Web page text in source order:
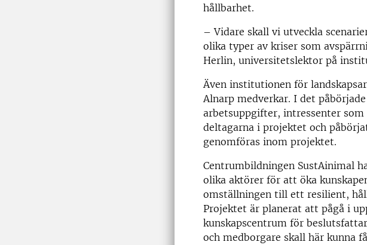
hållbarhet.
– Vidare skall vi utveckla
olika typer av kriser som
Herlin, universitetslektor på
Även institutionen för
Alnarp medverkar. I det
arbetsuppgifter, intressenter
deltagarna i projektet och
genomföras inom projektet.
Centrumbildningen SustAinimal
olika aktörer för att öka
omställningen till ett resilient,
Projektet är planerat att pågå i
kunskapscentrum för
och medborgare skall här kunna